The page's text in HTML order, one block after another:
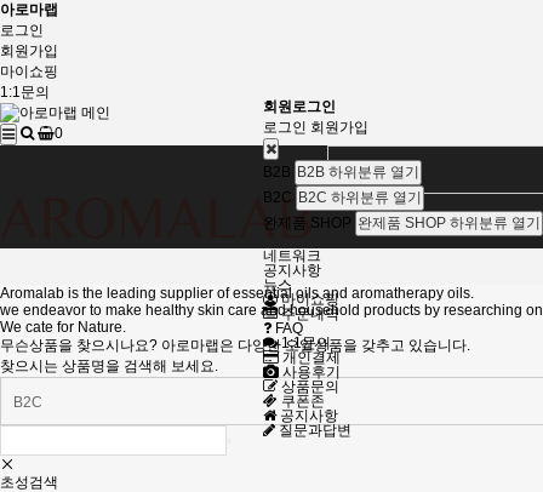
아로마랩
로그인
회원가입
마이쇼핑
1:1문의
0
회원로그인
로그인 회원가입
B2B B2B 하위분류 열기
B2C B2C 하위분류 열기
완제품 SHOP 완제품 SHOP 하위분류 열기
네트워크
공지사항
뉴스
마이쇼핑
주문내역
FAQ
1:1문의
개인결제
사용후기
상품문의
쿠폰존
공지사항
질문과답변
Aromalab is the leading supplier of essential oils and aromatherapy oils.
we endeavor to make healthy skin care and household products by researching
We cate for Nature.
무슨상품을 찾으시나요? 아로마랩은 다양한 오일상품을 갖추고 있습니다.
찾으시는 상품명을 검색해 보세요.
초성검색